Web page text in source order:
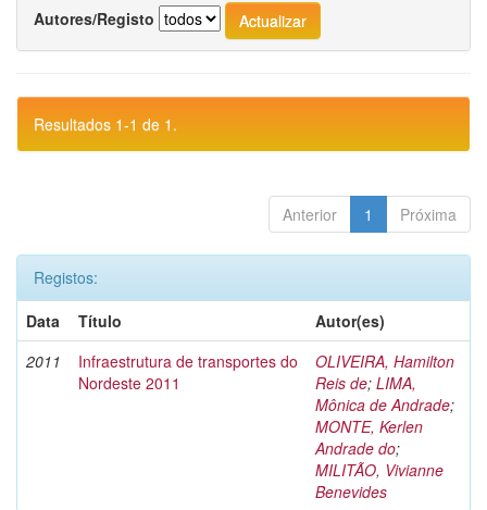
Autores/Registo
Resultados 1-1 de 1.
Anterior 1 Próxima
Registos:
Data
Título
Autor(es)
2011
Infraestrutura de transportes do
Nordeste 2011
OLIVEIRA, Hamilton
Reis de; LIMA,
Mônica de Andrade;
MONTE, Kerlen
Andrade do;
MILITÃO, Vivianne
Benevides